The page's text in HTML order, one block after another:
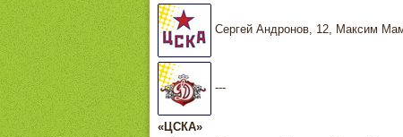
Сергей Андронов, 12, Максим
---
«ЦСКА»